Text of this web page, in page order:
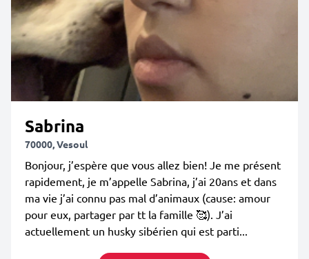
Sabrina
70000, Vesoul
Bonjour, j’espère que vous allez bien! Je me présent
rapidement, je m’appelle Sabrina, j’ai 20ans et dans
ma vie j’ai connu pas mal d’animaux (cause: amour
pour eux, partager par tt la famille 🥰). J’ai
actuellement un husky sibérien qui est parti...